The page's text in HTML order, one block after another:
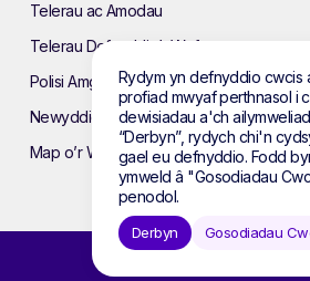
Telerau ac Amodau
Telerau Defnyddio’r Wefan
Polisi Amgylcheddol
Newyddion
Map o’r Wefan
Rydym yn defnyddio cwcis
profiad mwyaf perthnasol i
dewisiadau a'ch
“Derbyn”, rydych chi'n
gael eu defnyddio. Fodd
ymweld â "Gosodiadau
penodol.
Gosodiadau
Derbyn